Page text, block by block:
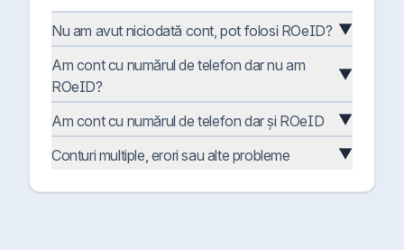
Nu am avut niciodată cont, pot folosi ROeID? ▼
Am cont cu numărul de telefon dar nu am
ROeID?
▼
Am cont cu numărul de telefon dar și ROeID
▼
Conturi multiple, erori sau alte probleme
▼